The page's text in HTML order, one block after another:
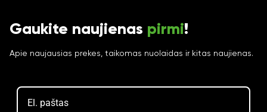
Gaukite naujienas pirmi!
Apie naujausias prekes, taikomas nuolaidas ir kitas naujienas.